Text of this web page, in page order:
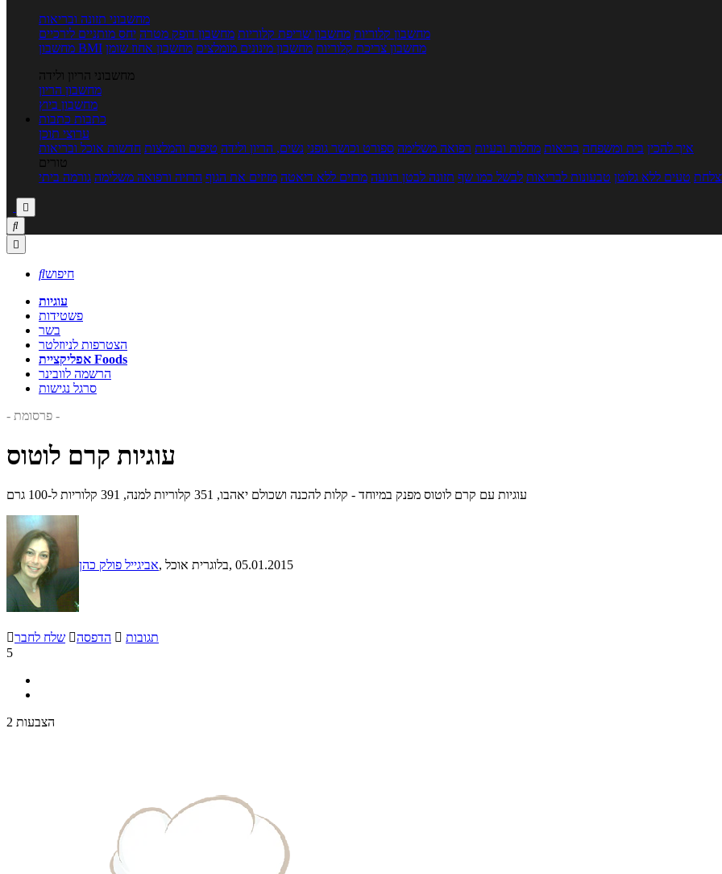
מחשבוני תזונה ובריאות
מחשבון קלוריות מחשבון שריפת קלוריות מחשבון דופק מטרה יחס מותניים לירכיים
מחשבון BMI
מחשבון צריכת קלוריות מחשבון מינונים מומלצים מחשבון אחוז שומן
מחשבוני הריון ולידה
מחשבון הריון
מחשבון ביוץ
כתבות כתבות
ערוצי תוכן
איך להכין בית ומשפחה בריאות מחלות ובעיות רפואה משלימה ספורט וכושר גופני נשים, הריון ולידה טיפים והמלצות חדשות אוכל ובריאות
טורים
טעים ללא גלוטן טבעונות לבריאות לבשל כמו שף תזונה לבטן רגועה מרזים ללא דיאטה מזיזים את הגוף הרזיה ורפואה משלימה גורמה ביתי



חיפוש
עוגיות
פשטידות
בשר
הצטרפות לניוזלטר
אפליקציית Foods
הרשמה לוובינר
סרגל נגישות
- פרסומת -
עוגיות קרם לוטוס
עוגיות עם קרם לוטוס מפנק במיוחד - קלות להכנה ושכולם יאהבו, 351 קלוריות למנה, 391 קלוריות ל-100 גרם
אביגייל פולק כהן , בלוגרית אוכל, 05.01.2015
שלח לחבר הדפסה  תגובות
5
2 הצבעות